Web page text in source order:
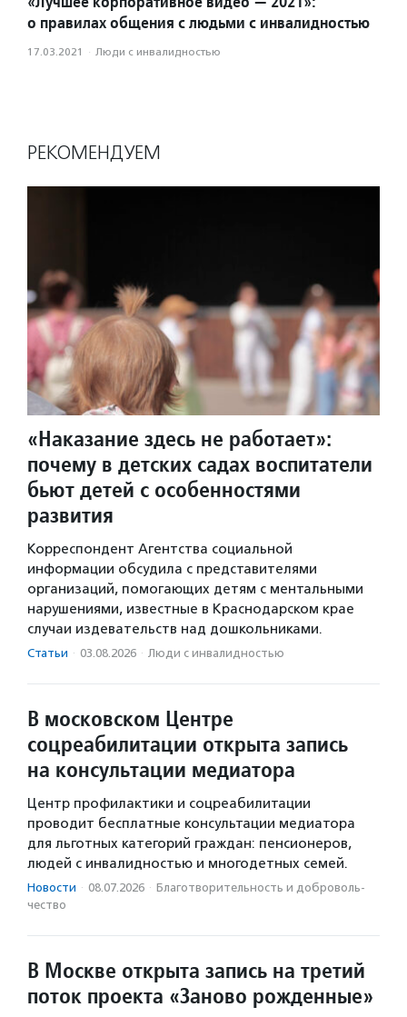
о правилах общения с людьми с инвалидностью
17.03.2021 · Люди с инвалидностью
РЕКОМЕНДУЕМ
«Наказание здесь не работает»:
почему в детских садах воспитатели
бьют детей с особенностями
развития
Корреспондент Агентства социальной
информации обсудила с представителями
организаций, помогающих детям с ментальными
нарушениями, известные в Краснодарском крае
случаи издевательств над дошкольниками.
Статьи · 03.08.2026 · Люди с инвалидностью
В московском Центре
соцреабилитации открыта запись
на консультации медиатора
Центр профилактики и соцреабилитации
проводит бесплатные консультации медиатора
для льготных категорий граждан: пенсионеров,
людей с инвалидностью и многодетных семей.
Новости · 08.07.2026 · Благотвори­тель­ность и доброволь­
чест­во
В Москве открыта запись на третий
поток проекта «Заново рожденные»